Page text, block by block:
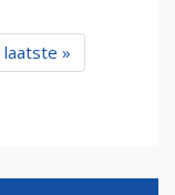
laatste »